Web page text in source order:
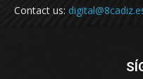
Contact us: